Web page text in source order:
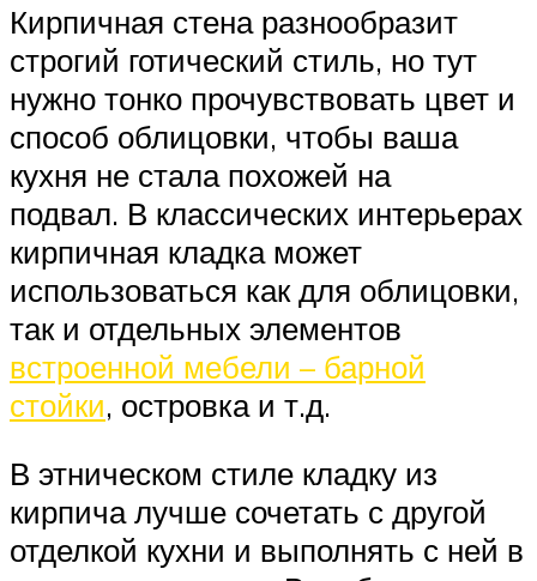
Кирпичная стена разнообразит
строгий готический стиль, но тут
нужно тонко прочувствовать цвет и
способ облицовки, чтобы ваша
кухня не стала похожей на
подвал. В классических интерьерах
кирпичная кладка может
использоваться как для облицовки,
так и отдельных элементов
встроенной мебели – барной
стойки, островка и т.д.
В этническом стиле кладку из
кирпича лучше сочетать с другой
отделкой кухни и выполнять с ней в